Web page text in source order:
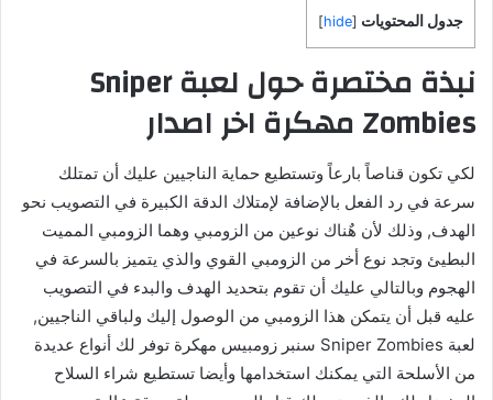
جدول المحتويات [
hide
]
نبذة مختصرة حول لعبة Sniper
Zombies مهكرة اخر اصدار
لكي تكون قناصاً بارعاً وتستطيع حماية الناجيين عليك أن تمتلك
سرعة في رد الفعل بالإضافة لإمتلاك الدقة الكبيرة في التصويب نحو
الهدف, وذلك لأن هٌناك نوعين من الزومبي وهما الزومبي المميت
البطيئ وتجد نوع أخر من الزومبي القوي والذي يتميز بالسرعة في
الهجوم وبالتالي عليك أن تقوم بتحديد الهدف والبدء في التصويب
عليه قبل أن يتمكن هذا الزومبي من الوصول إليك ولباقي الناجيين,
لعبة Sniper Zombies سنبر زومبيس مهكرة توفر لك أنواع عديدة
من الأسلحة التي يمكنك استخدامها وأيضا تستطيع شراء السلاح